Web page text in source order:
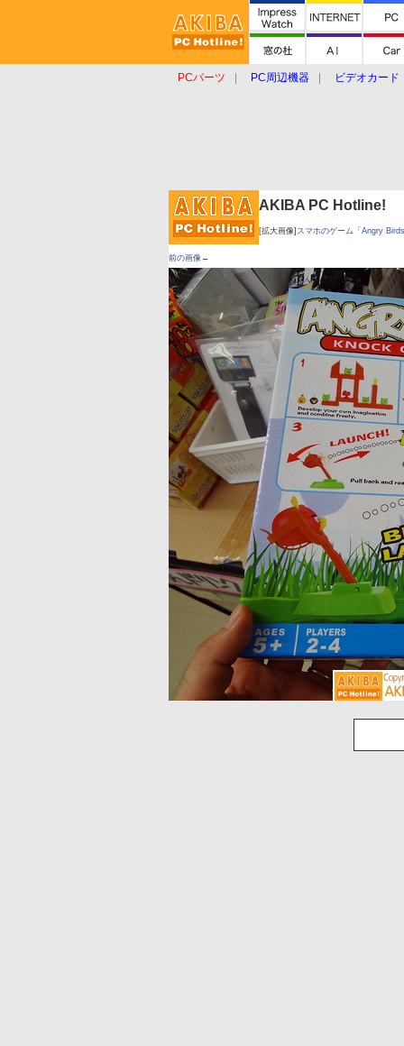
PCパーツ PC周辺機器
ビデオカード
AKIBA PC Hotline!
[拡大画像] スマホのゲーム「Angry
前の画像←